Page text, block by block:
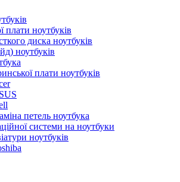
плати ноутбуків
диска ноутбуків
ноутбуків
плати ноутбуків
петель ноутбука
системи на ноутбуки
ноутбуків